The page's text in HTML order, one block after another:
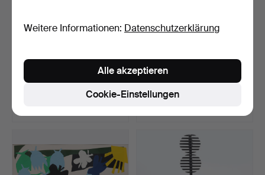
OIDENTIFIERAD
KONSTNÄR. Komposition
mit Gl…
Beendet 16. Jan 2026
OIDENTIFIERAD
KONSTNÄR. 2 konkrete
Komposi…
Beendet 14. Jan 2026
5 Gebote
Weitere Informationen: Datenschutzerklärung
Cookie-Einstellungen
Alle akzeptieren